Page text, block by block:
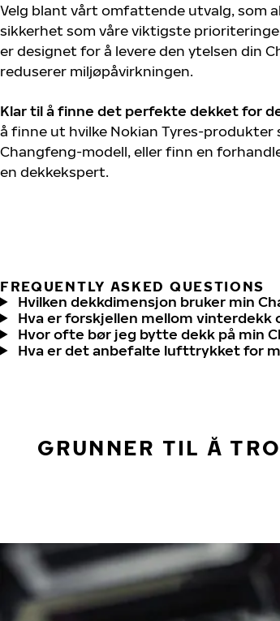
Velg blant vårt omfattende utvalg, som
sikkerhet som våre viktigste
er designet for å levere den ytelsen din
reduserer miljøpåvirkningen.
Klar til å finne det perfekte dekket for
å finne ut hvilke Nokian Tyres-
Changfeng-modell, eller finn en
en dekkekspert.
FREQUENTLY ASKED QUESTIONS
Hvilken dekkdimensjon bruker min
Hva er forskjellen mellom vinterdekk
Hvor ofte bør jeg bytte dekk på min
Hva er det anbefalte lufttrykket for
GRUNNER TIL Å